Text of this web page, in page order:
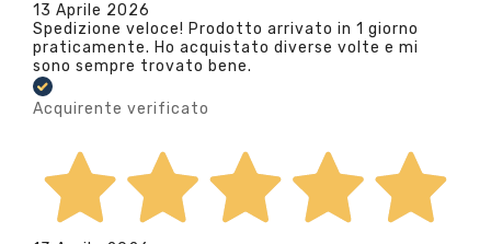
13 Aprile 2026
Spedizione veloce! Prodotto arrivato in 1 giorno
praticamente. Ho acquistato diverse volte e mi
sono sempre trovato bene.
Acquirente verificato